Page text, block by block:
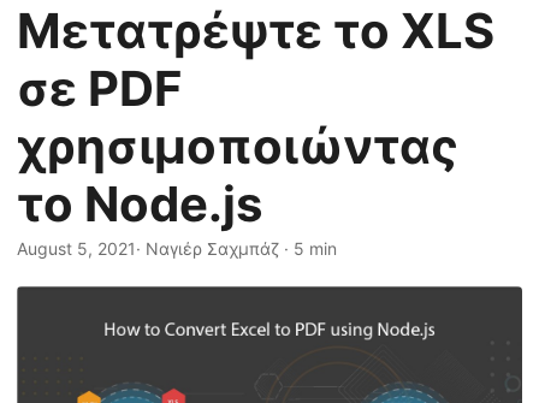
π
λ
ο
γ
η
σ
η
ς
Μετατρέψτε το XLS
σε PDF
χρησιμοποιώντας
το Node.js
August 5, 2021· Ναγιέρ Σαχμπάζ · 5 min